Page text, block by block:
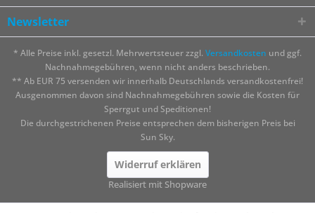
Newsletter
* Alle Preise inkl. gesetzl. Mehrwertsteuer zzgl. Versandkosten und ggf.
Nachnahmegebühren, wenn nicht anders beschrieben.
** Ab EUR 75 versenden wir innerhalb Deutschlands versandkostenfrei!
Ausgenommen davon sind Nachnahmegebühren sowie die Kosten für
Sperrgut und Speditionen!
Die durchgestrichenen Preise entsprechen dem bisherigen Preis bei
Sun Sky.
Widerruf erklären
Realisiert mit Shopware